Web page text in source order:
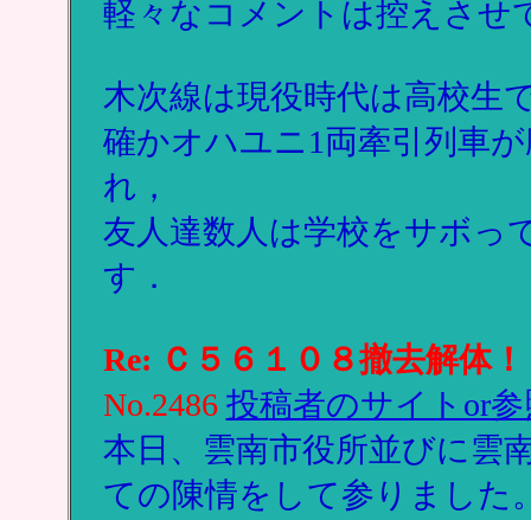
軽々なコメントは控えさせ
木次線は現役時代は高校生
確かオハユニ1両牽引列車
れ，
友人達数人は学校をサボっ
す．
Re: Ｃ５６１０８撤去解体！
No.2486 投稿者のサイトor
本日、雲南市役所並びに雲
ての陳情をして参りました